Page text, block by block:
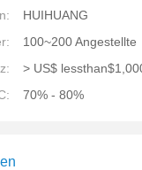
HUIHUANG
100~200 Angestellte
> US$
70% - 80%